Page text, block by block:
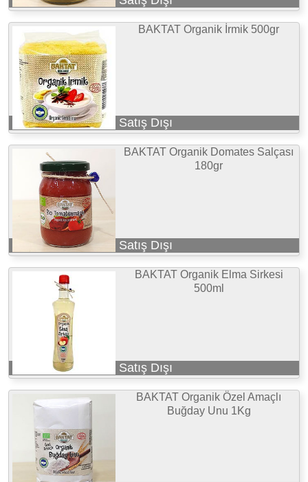
BAKTAT Organik İrmik 500gr
Satış Dışı
BAKTAT Organik Domates Salçası
180gr
Satış Dışı
BAKTAT Organik Elma Sirkesi
500ml
Satış Dışı
BAKTAT Organik Özel Amaçlı
Buğday Unu 1Kg